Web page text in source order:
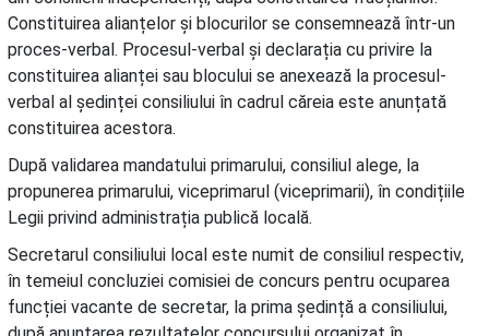
Constituirea alianțelor și blocurilor se consemnează într-un
proces-verbal. Procesul-verbal și declarația cu privire la
constituirea alianței sau blocului se anexează la procesul-
verbal al ședinței consiliului în cadrul căreia este anunțată
constituirea acestora.
După validarea mandatului primarului, consiliul alege, la
propunerea primarului, viceprimarul (viceprimarii), în condițiile
Legii privind administrația publică locală.
Secretarul consiliului local este numit de consiliul respectiv,
în temeiul concluziei comisiei de concurs pentru ocuparea
funcției vacante de secretar, la prima ședință a consiliului,